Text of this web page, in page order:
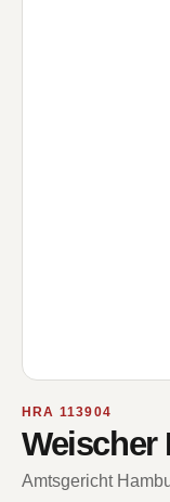
HRA 113904
Weischer
Amtsgericht